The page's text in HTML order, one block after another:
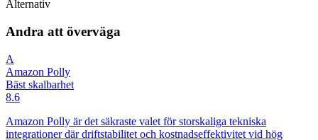
Alternativ
Andra att överväga
A
Amazon Polly
Bäst skalbarhet
8.6
Amazon Polly är det säkraste valet för storskaliga tekniska
integrationer där driftstabilitet och kostnadseffektivitet vid hög